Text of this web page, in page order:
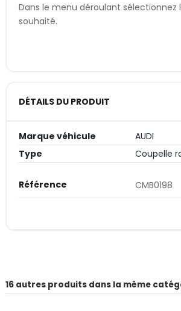
Dans le menu déroulant sélectionnez
souhaité.
DÉTAILS DU PRODUIT
Marque véhicule
AUDI
Type
Coupelle
Référence CMB0198
16 autres produits dans la même